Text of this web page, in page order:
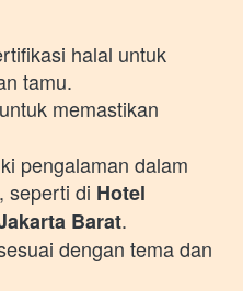
halal untuk
tamu.
untuk memastikan
pengalaman dalam
seperti di Hotel
Barat.
dengan tema dan